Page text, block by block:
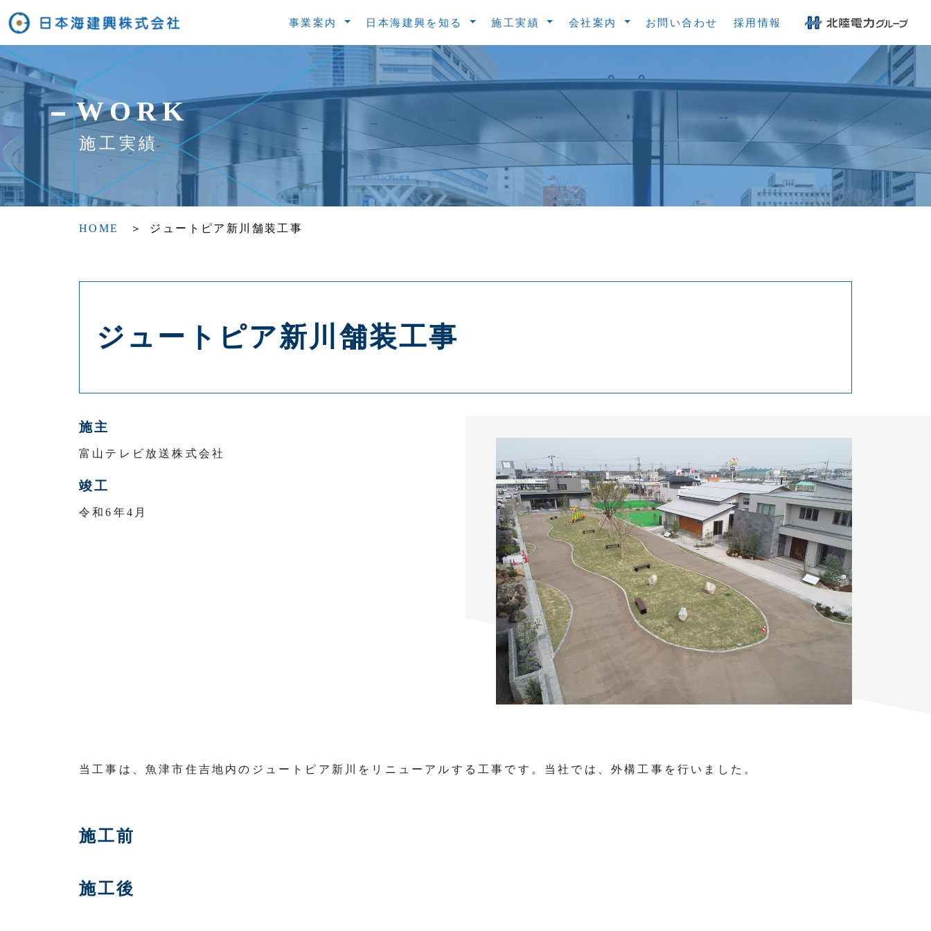
事業案内 日本海建興を知る 施工実績 会社案内 お問い合わせ 採用情報
WORK
施工実績
HOME ジュートピア新川舗装工事
ジュートピア新川舗装工事
施主
富山テレビ放送株式会社
竣工
令和6年4月
当工事は、魚津市住吉地内のジュートピア新川をリニューアルする工事です。当社では、外構工事を行いました。
施工前
施工後